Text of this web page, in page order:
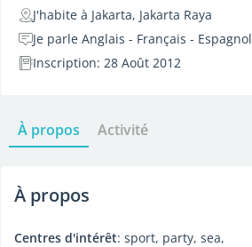
J'habite à Jakarta, Jakarta Raya
Je parle Anglais - Français - Espagnol
Inscription: 28 Août 2012
À propos Activité
À propos
Centres d'intérêt: sport, party, sea,